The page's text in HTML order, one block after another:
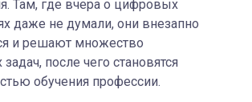
Там, где вчера о цифровых
даже не думали, они внезапно
и решают множество
после чего становятся
обучения профессии.